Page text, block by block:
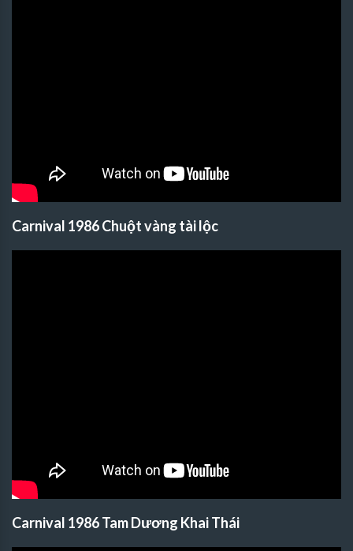
Carnival 1986 Chuột vàng tài lộc
Carnival 1986 Tam Dương Khai Thái